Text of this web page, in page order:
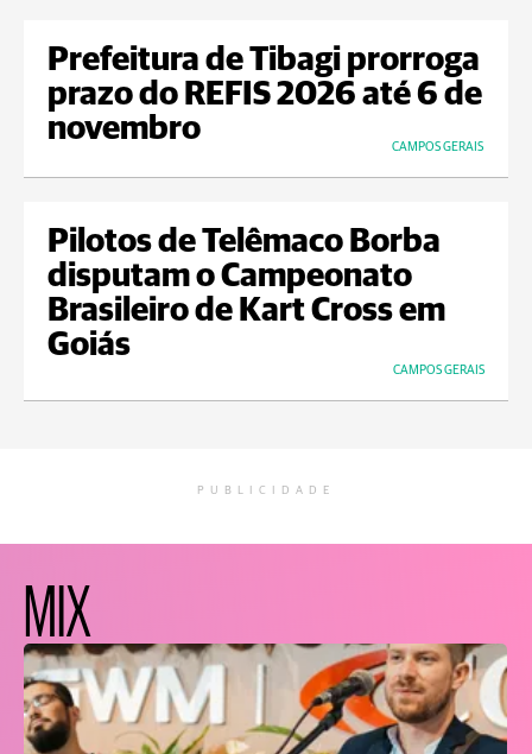
Prefeitura de Tibagi prorroga
prazo do REFIS 2026 até 6 de
novembro
CAMPOS GERAIS
Pilotos de Telêmaco Borba
disputam o Campeonato
Brasileiro de Kart Cross em
Goiás
CAMPOS GERAIS
PUBLICIDADE
MIX